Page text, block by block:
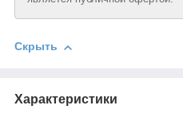
Скрыть
Характеристики